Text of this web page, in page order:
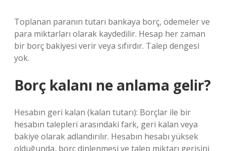
Toplanan paranın tutarı bankaya borç, ödemeler ve
para miktarları olarak kaydedilir. Hesap her zaman
bir borç bakiyesi verir veya sıfırdır. Talep dengesi
yok.
Borç kalanı ne anlama gelir?
Hesabın geri kalan (kalan tutarı): Borçlar ile bir
hesabın talepleri arasındaki fark, geri kalan veya
bakiye olarak adlandırılır. Hesabın hesabı yüksek
olduğunda, borç dinlenmesi ve talep miktarı gerisini